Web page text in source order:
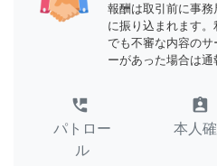
報酬は取引前に事
に振り込まれます
でも不審な内容の
ーがあった場合は通
perm_phone_msg
パトロー
ル
assignment_ind
本人